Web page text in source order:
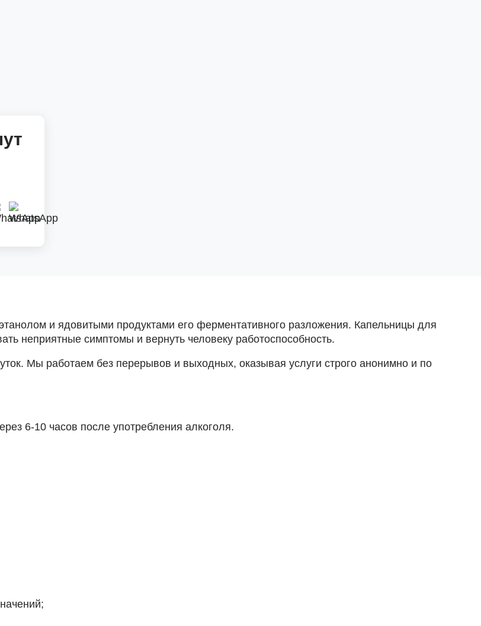
и ядовитыми продуктами его ферментативного разложения. Капельницы для
неприятные симптомы и вернуть человеку работоспособность.
Мы работаем без перерывов и выходных, оказывая услуги строго анонимно и по
6-10 часов после употребления алкоголя.